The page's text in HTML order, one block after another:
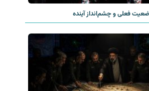
فعلی و چشم‌انداز آینده